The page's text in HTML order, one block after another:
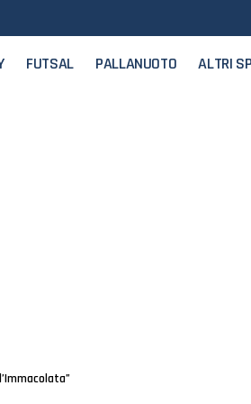
FUTSAL PALLANUOTO ALTRI